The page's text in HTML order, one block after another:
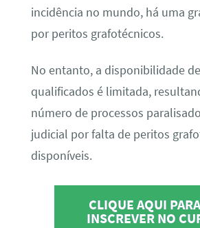
incidência no mundo, há uma
por peritos grafotécnicos.
No entanto, a disponibilidade
qualificados é limitada,
número de processos
judicial por falta de peritos
disponíveis.
CLIQUE AQUI
INSCREVER NO